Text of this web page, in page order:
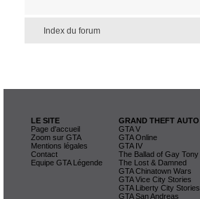
Index du forum
LE SITE
Page d'accueil
Zoom sur GTA
Mentions légales
Contact
Equipe GTA Légende
GRAND THEFT AUTO
GTA V
GTA Online
GTA IV
The Ballad of Gay Tony
The Lost & Damned
GTA Chinatown Wars
GTA Vice City Stories
GTA Liberty City Stories
GTA San Andreas